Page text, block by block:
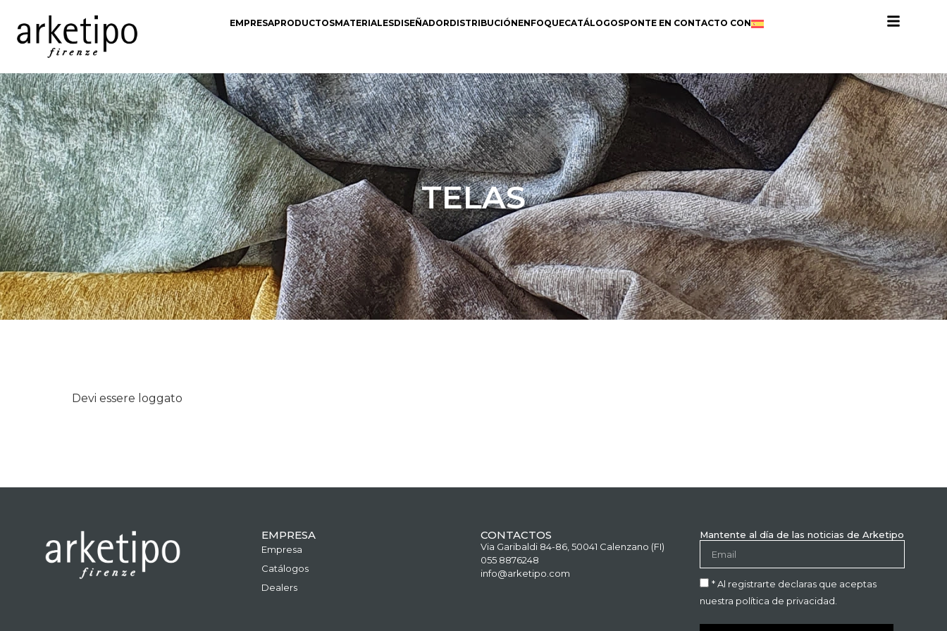
EMPRESAPRODUCTOSMATERIALESDISEÑADORDISTRIBUCIÓNENFOQUECATÁLOGOSPONTE EN CONTACTO CON
TELAS
Devi essere loggato
EMPRESA
Empresa
Catálogos
Dealers
CONTACTOS
Via Garibaldi 84-86, 50041 Calenzano (FI)
055 8876248
info@arketipo.com
Mantente al día de las noticias de Arketipo
* Al registrarte declaras que aceptas
nuestra política de privacidad.